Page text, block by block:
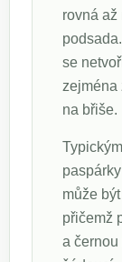
rovná
se
zejména
na břiše.
může
přičemž
a černou